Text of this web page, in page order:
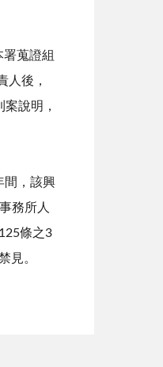
蒐證組
人後，
說明，
間，該興
務所人
條之3
見。